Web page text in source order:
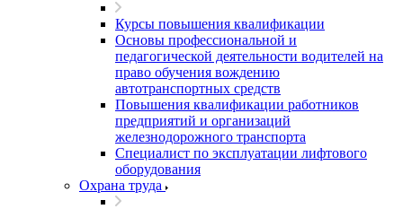
Курсы повышения квалификации
Основы профессиональной и
педагогической деятельности водителей на
право обучения вождению
автотранспортных средств
Повышения квалификации работников
предприятий и организаций
железнодорожного транспорта
Специалист по эксплуатации лифтового
оборудования
Охрана труда